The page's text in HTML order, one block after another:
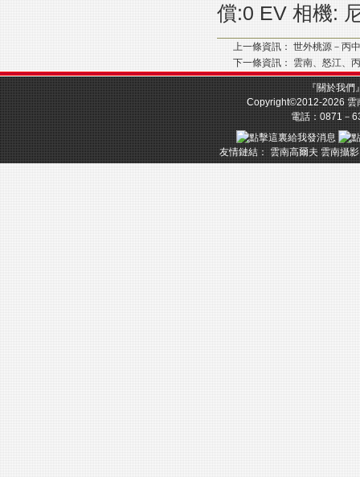
償:0 EV 相機:
上一條資訊： 世外桃源－丙
下一條資訊： 雲南、怒江、
『關於我們
Copyright©2012-2026雲
電話：0871－
友情鏈結：雲南高爾夫 雲南攝影